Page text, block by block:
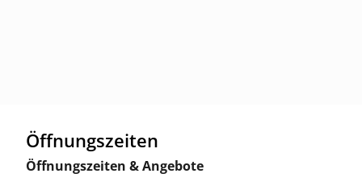
Öffnungszeiten
Öffnungszeiten & Angebote